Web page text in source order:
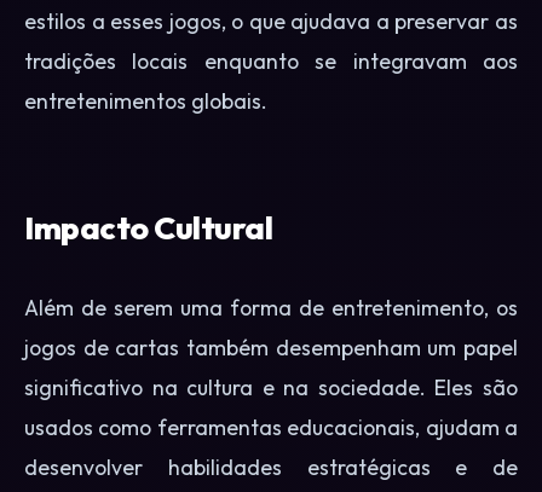
estilos a esses jogos, o que ajudava a preservar as
tradições locais enquanto se integravam aos
entretenimentos globais.
Impacto Cultural
Além de serem uma forma de entretenimento, os
jogos de cartas também desempenham um papel
significativo na cultura e na sociedade. Eles são
usados como ferramentas educacionais, ajudam a
desenvolver habilidades estratégicas e de